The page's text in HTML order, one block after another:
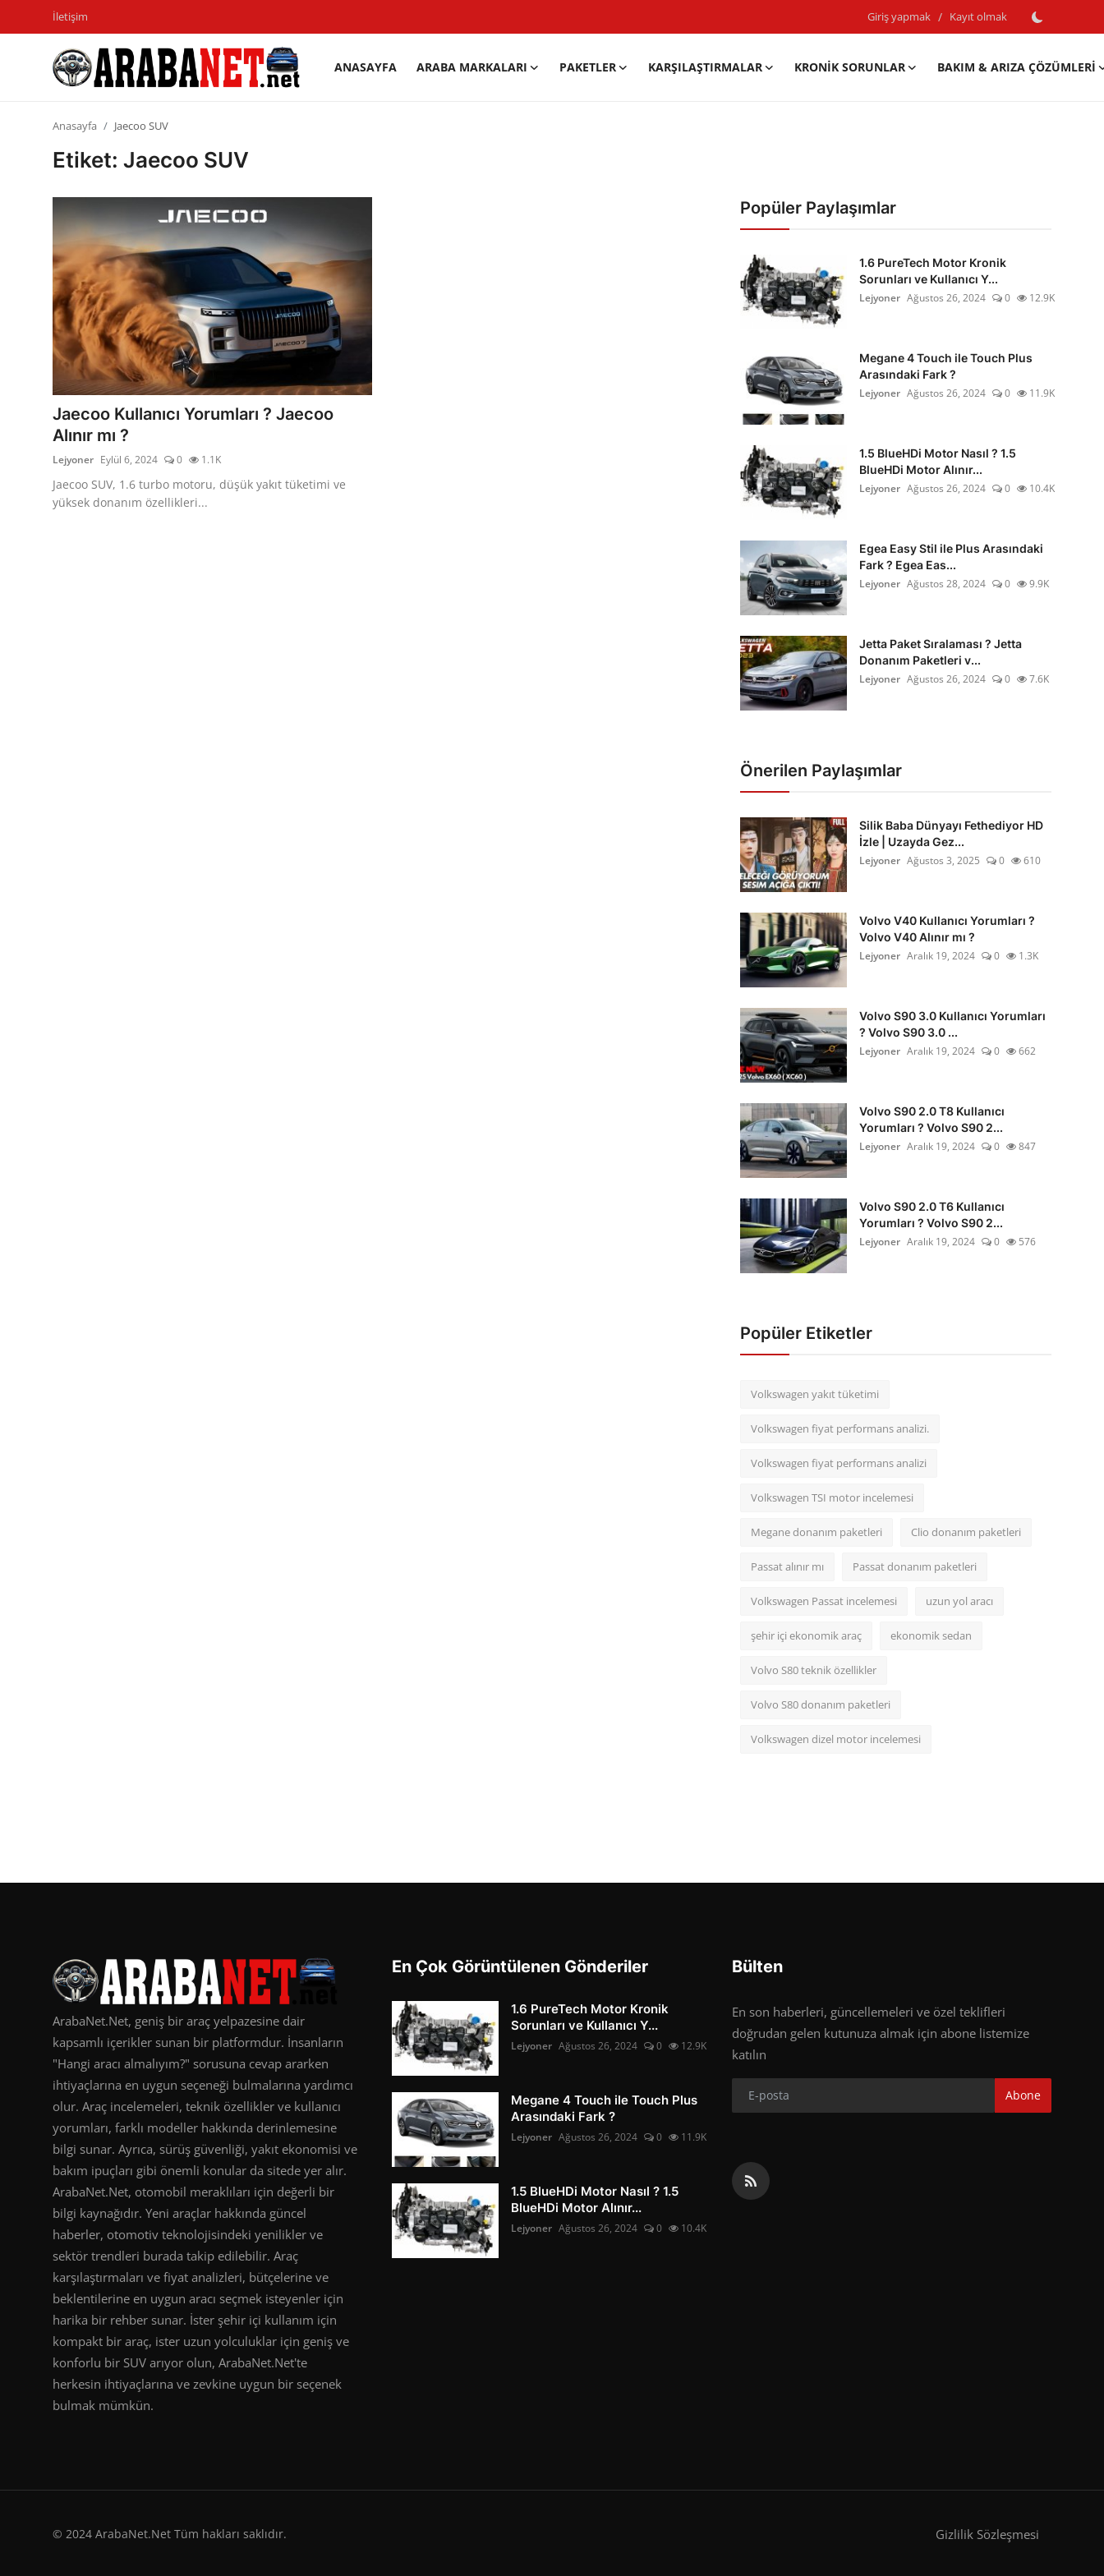
İletişim Giriş yapmak / Kayıt olmak
ANASAYFA ARABA MARKALARI PAKETLER KARŞILAŞTIRMALAR KRONIK SORUNLAR
BAKIM & ARIZA ÇÖZÜMLERI
Giriş
Kayıt
Anasayfa
Araba Markaları
Paketler
Karşılaştırmalar
Kronik Sorunlar
Bakım & Arıza Çözümleri
İkinci El & Ekspertiz
Muayene & Emisyon
Trafik Cezaları & Mevzuat
Anasayfa Jaecoo SUV
Etiket: Jaecoo SUV
Jaecoo Kullanıcı Yorumları ? Jaecoo
Alınır mı ?
Lejyoner Eylül 6, 2024 0 1.1K
Jaecoo SUV, 1.6 turbo motoru, düşük yakıt tüketimi ve
yüksek donanım özellikleri...
Popüler Paylaşımlar
1.6 PureTech Motor Kronik
Sorunları ve Kullanıcı Y...
Lejyoner Ağustos 26, 2024 0 12.9K
Megane 4 Touch ile Touch Plus
Arasındaki Fark ?
Lejyoner Ağustos 26, 2024 0 11.9K
1.5 BlueHDi Motor Nasıl ? 1.5
BlueHDi Motor Alınır...
Lejyoner Ağustos 26, 2024 0 10.4K
Egea Easy Stil ile Plus Arasındaki
Fark ? Egea Eas...
Lejyoner Ağustos 28, 2024 0 9.9K
Jetta Paket Sıralaması ? Jetta
Donanım Paketleri v...
Lejyoner Ağustos 26, 2024 0 7.6K
Önerilen Paylaşımlar
Silik Baba Dünyayı Fethediyor HD
İzle | Uzayda Gez...
Lejyoner Ağustos 3, 2025 0 610
Volvo V40 Kullanıcı Yorumları ?
Volvo V40 Alınır mı ?
Lejyoner Aralık 19, 2024 0 1.3K
Volvo S90 3.0 Kullanıcı Yorumları
? Volvo S90 3.0 ...
Lejyoner Aralık 19, 2024 0 662
Volvo S90 2.0 T8 Kullanıcı
Yorumları ? Volvo S90 2...
Lejyoner Aralık 19, 2024 0 847
Volvo S90 2.0 T6 Kullanıcı
Yorumları ? Volvo S90 2...
Lejyoner Aralık 19, 2024 0 576
Popüler Etiketler
Volkswagen yakıt tüketimi
Volkswagen fiyat performans analizi.
Volkswagen fiyat performans analizi
Volkswagen TSI motor incelemesi
Megane donanım paketleri Clio donanım paketleri
Passat alınır mı Passat donanım paketleri
Volkswagen Passat incelemesi uzun yol aracı
şehir içi ekonomik araç ekonomik sedan
Volvo S80 teknik özellikler
Volvo S80 donanım paketleri
Volkswagen dizel motor incelemesi
ArabaNet.Net, geniş bir araç yelpazesine dair
kapsamlı içerikler sunan bir platformdur. İnsanların
"Hangi aracı almalıyım?" sorusuna cevap ararken
ihtiyaçlarına en uygun seçeneği bulmalarına yardımcı
olur. Araç incelemeleri, teknik özellikler ve kullanıcı
yorumları, farklı modeller hakkında derinlemesine
bilgi sunar. Ayrıca, sürüş güvenliği, yakıt ekonomisi ve
bakım ipuçları gibi önemli konular da sitede yer alır.
ArabaNet.Net, otomobil meraklıları için değerli bir
bilgi kaynağıdır. Yeni araçlar hakkında güncel
haberler, otomotiv teknolojisindeki yenilikler ve
sektör trendleri burada takip edilebilir. Araç
karşılaştırmaları ve fiyat analizleri, bütçelerine ve
beklentilerine en uygun aracı seçmek isteyenler için
harika bir rehber sunar. İster şehir içi kullanım için
kompakt bir araç, ister uzun yolculuklar için geniş ve
konforlu bir SUV arıyor olun, ArabaNet.Net'te
herkesin ihtiyaçlarına ve zevkine uygun bir seçenek
bulmak mümkün.
En Çok Görüntülenen Gönderiler
1.6 PureTech Motor Kronik
Sorunları ve Kullanıcı Y...
Lejyoner Ağustos 26, 2024 0 12.9K
Megane 4 Touch ile Touch Plus
Arasındaki Fark ?
Lejyoner Ağustos 26, 2024 0 11.9K
1.5 BlueHDi Motor Nasıl ? 1.5
BlueHDi Motor Alınır...
Lejyoner Ağustos 26, 2024 0 10.4K
Bülten
En son haberleri, güncellemeleri ve özel teklifleri
doğrudan gelen kutunuza almak için abone listemize
katılın
Abone
© 2024 ArabaNet.Net Tüm hakları saklıdır. Gizlilik Sözleşmesi